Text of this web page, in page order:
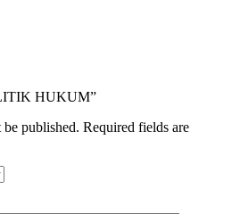
HUKUM”
published. Required fields are